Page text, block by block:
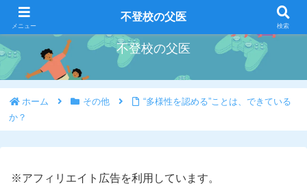
好きな事を好きな時にやろう
不登校の父医
ホーム その他
“多様性を認める”ことは、できている
か？
※アフィリエイト広告を利用しています。
メニュー
不登校の父医
検索